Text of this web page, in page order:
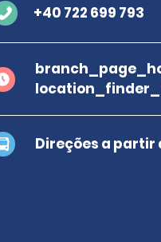
+40 722 699 793
Direções a